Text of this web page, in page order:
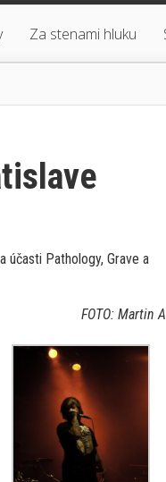
Za stenami hluku
účasti Pathology, Grave a
FOTO: Martin